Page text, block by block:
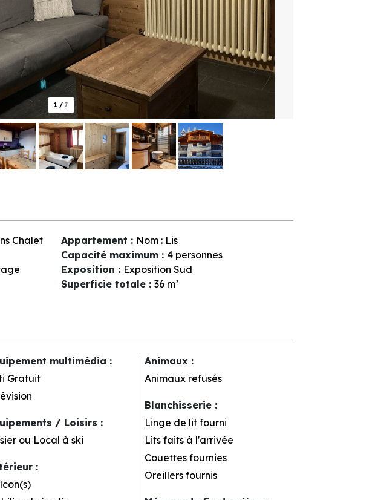
1 / 7
Chalet Appartement : Nom : Lis
Capacité maximum : 4 personnes
Exposition : Exposition Sud
Superficie totale : 36 m²
multimédia :
Gratuit
/ Loisirs :
ou Local à ski
:
Animaux :
Animaux refusés
Blanchisserie :
Linge de lit fourni
Lits faits à l'arrivée
Couettes fournies
Oreillers fournis